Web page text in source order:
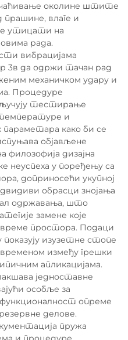
околине штите
влаге и
утицати на
рада.
вибрацијама
3в да одржи тачан рад
механичком удару и
Процедуре
тестирање
и
како би се
објављене
филозофија дизајна
неуспеха у поређењу са
доприносећи укупној
обрасци знојања
одржавања, што
замене које
време простора. Подаци
изузетне стопе
између грешки
апликацијама.
једноставне
особље за
опреме
делове.
пружа